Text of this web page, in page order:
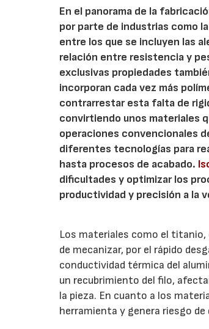
En el panorama de la
por parte de industrias como
entre los que se incluyen las
relación entre resistencia y
exclusivas propiedades
incorporan cada vez más
contrarrestar esta falta de
convirtiendo unos materiales
operaciones convencionales
diferentes tecnologías para
hasta procesos de acabado.
dificultades y optimizar los
productividad y precisión a la
Los materiales como el
de mecanizar, por el rápido
conductividad térmica del
un recubrimiento del filo,
la pieza. En cuanto a los
herramienta y genera riesgo